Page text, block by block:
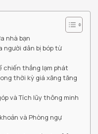
nhà bạn
người dân bị bóp từ
chiến thắng lạm phát
thời kỳ giá xăng tăng
và Tích lũy thông minh
và Phòng ngự